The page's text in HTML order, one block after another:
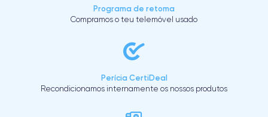
Programa de retoma
Compramos o teu telemóvel usado
Perícia CertiDeal
Recondicionamos internamente os nossos produtos